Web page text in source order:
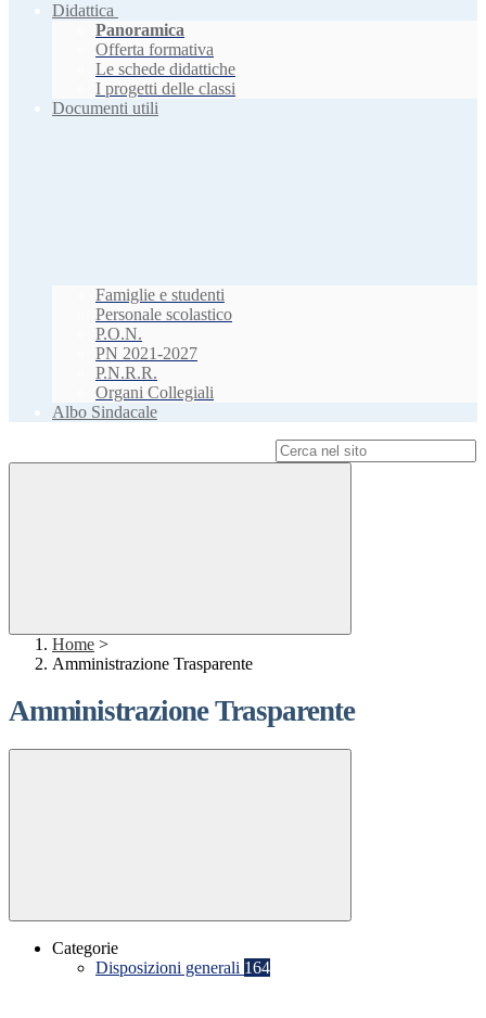
Didattica
Panoramica
Offerta formativa
Le schede didattiche
I progetti delle classi
Documenti utili
Famiglie e studenti
Personale scolastico
P.O.N.
PN 2021-2027
P.N.R.R.
Organi Collegiali
Albo Sindacale
Home >
Amministrazione Trasparente
Amministrazione Trasparente
Categorie
Disposizioni generali 164